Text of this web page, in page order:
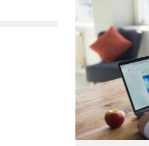
OMNIA